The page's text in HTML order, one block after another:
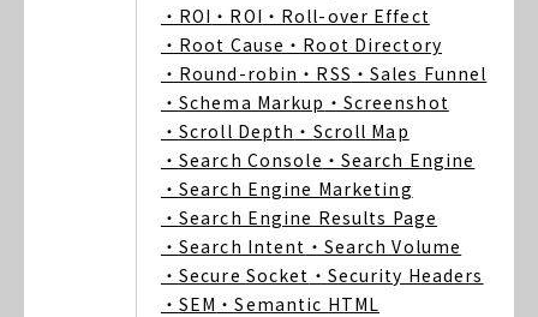
・ROI ・ROI ・Roll-over Effect
・Root Cause ・Root Directory
・Round-robin ・RSS ・Sales Funnel
・Schema Markup ・Screenshot
・Scroll Depth ・Scroll Map
・Search Console ・Search Engine
・Search Engine Marketing
・Search Engine Results Page
・Search Intent ・Search Volume
・Secure Socket ・Security Headers
・SEM ・Semantic HTML